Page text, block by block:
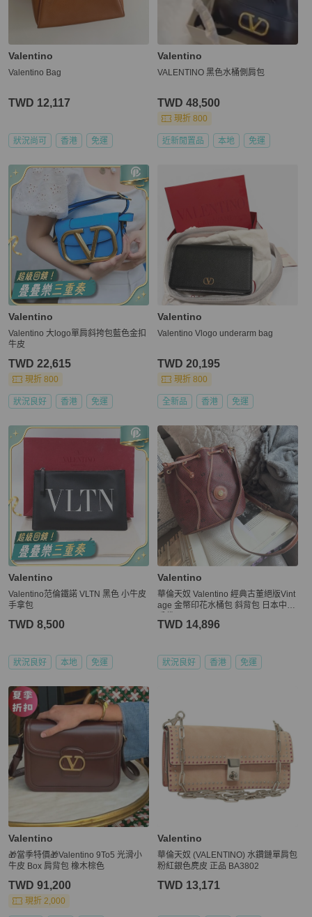
Valentino
Valentino Bag
TWD 12,117
狀況尚可 香港 免運
Valentino
VALENTINO 黑色水桶側肩包
TWD 48,500
現折 800
近新閒置品 本地 免運
Valentino
Valentino 大logo單肩斜挎包藍色金扣
牛皮
TWD 22,615
現折 800
狀況良好 香港 免運
Valentino
Valentino Vlogo underarm bag
TWD 20,195
現折 800
全新品 香港 免運
Valentino
Valentino范倫鐵諾 VLTN 黑色 小牛皮
手拿包
TWD 8,500
狀況良好 本地 免運
Valentino
華倫天奴 Valentino 經典古董絕版Vint
age 金幣印花水桶包 斜背包 日本中古
TWD 14,896
狀況良好 香港 免運
Valentino
🎁當季特價🎁Valentino 9To5 光滑小
牛皮 Box 肩背包 橡木棕色
TWD 91,200
現折 2,000
Valentino
華倫天奴 (VALENTINO) 水鑽鏈單肩包
粉紅銀色麂皮 正品 BA3802
TWD 13,171